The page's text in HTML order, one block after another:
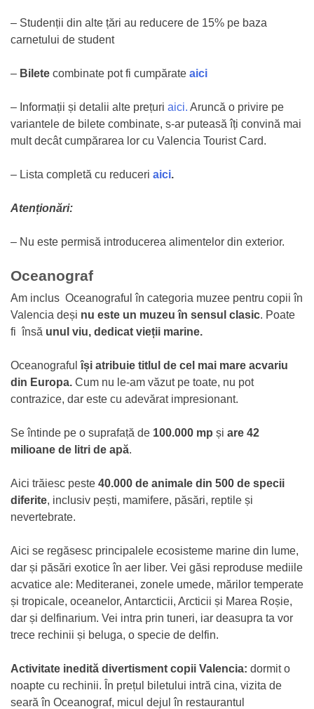
– Studenții din alte țări au reducere de 15% pe baza
carnetului de student
– Bilete combinate pot fi cumpărate aici
– Informații și detalii alte prețuri aici. Aruncă o privire pe
variantele de bilete combinate, s-ar puteasă îți convină mai
mult decât cumpărarea lor cu Valencia Tourist Card.
– Lista completă cu reduceri aici.
Atenționări:
– Nu este permisă introducerea alimentelor din exterior.
Oceanograf
Am inclus Oceanograful în categoria muzee pentru copii în
Valencia deși nu este un muzeu în sensul clasic. Poate
fi însă unul viu, dedicat vieții marine.
Oceanografulîși atribuie titlul de cel mai mare acvariu
din Europa. Cum nu le-am văzut pe toate, nu pot
contrazice, dar este cu adevărat impresionant.
Se întinde pe o suprafață de 100.000 mp și are 42
milioane de litri de apă.
Aici trăiesc peste 40.000 de animale din 500 de specii
diferite, inclusiv pești, mamifere, păsări, reptile și
nevertebrate.
Aici se regăsesc principalele ecosisteme marine din lume,
dar și păsări exotice în aer liber. Vei găsi reproduse mediile
acvatice ale: Mediteranei, zonele umede, mărilor temperate
și tropicale, oceanelor, Antarcticii, Arcticii și Marea Roșie,
dar și delfinarium. Vei intra prin tuneri, iar deasupra ta vor
trece rechinii și beluga, o specie de delfin.
Activitate inedită divertisment copii Valencia: dormit o
noapte cu rechinii. În prețul biletului intră cina, vizita de
seară în Oceanograf, micul dejul în restaurantul